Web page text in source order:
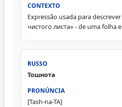
Expressão usada para
чистого листа» - de uma folha
Тошнота
[Tash-na-TA]